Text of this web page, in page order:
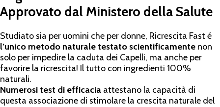
Approvato dal Ministero della Salute
Studiato sia per uomini che per donne, Ricrescita Fast é
l’unico metodo naturale testato scientificamente non
solo per impedire la caduta dei Capelli, ma anche per
favorire la ricrescita! Il tutto con ingredienti 100%
naturali.
Numerosi test di efficacia attestano la capacità di
questa associazione di stimolare la crescita naturale del